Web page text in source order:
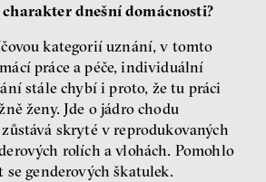
charakter dnešní domácnosti?
kategorií uznání, v tomto
práce a péče, individuální
stále chybí i proto, že tu práci
ženy. Jde o jádro chodu
skryté v reprodukovaných
rolích a vlohách. Pomohlo
genderových škatulek.